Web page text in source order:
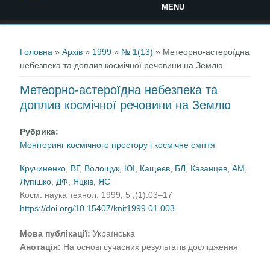
MENU
Головна »Архів » 1999 » № 1(13) » Метеорно-астероїдна
небезпека та доплив космічної речовини на Землю
Метеорно-астероїдна небезпека та
доплив космічної речовини на Землю
Рубрика:
Моніторинг космічного простору і космічне сміття
Кручиненко, ВГ, Волощук, ЮІ Кащеєв, БЛ Казанцев, АМ
Лупішко, ДФ
Яцків, ЯС
Косм. наука технол. 1999, 5 ;(1):03–17
https://doi.org/10.15407/knit1999.01.003
Мова публікації: Українська
Анотація: На основі сучасних результатів дослідження